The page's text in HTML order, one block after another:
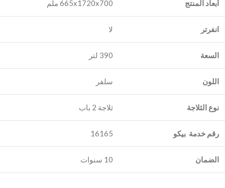
أبعاد المنتج 665x1720x700 ملم
انفرتر لا
السعة 390 لتر
اللون سلفر
نوع الثلاجة
رقم خدمة بيكو ‎16165
الضمان 10 سنوات